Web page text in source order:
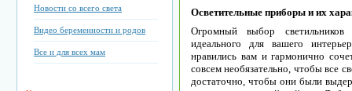
Новости со всего света
Видео беременности и родов
Все и для всех мам
Осветительные приборы и их
Огромный выбор светильников
идеального для вашего
нравились вам и гармонично
совсем необязательно, чтобы все
достаточно, чтобы они были